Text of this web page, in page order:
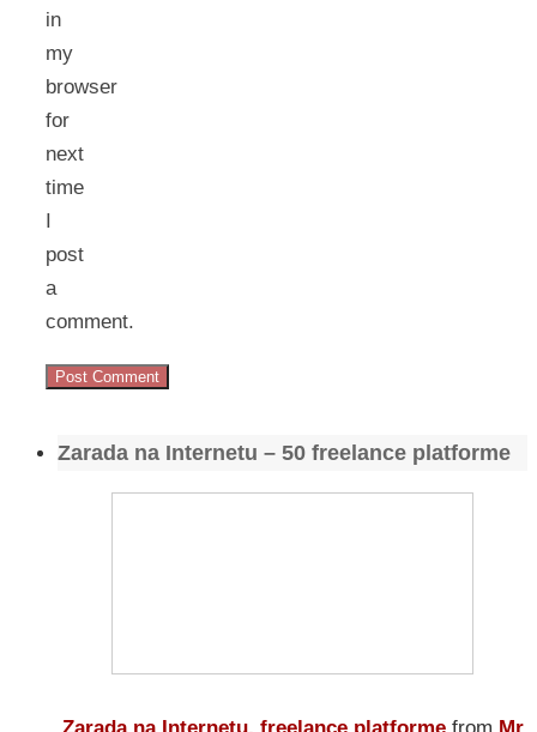
in
my
browser
for
next
time
I
post
a
comment.
Zarada na Internetu – 50 freelance platforme
Zarada na Internetu, freelance platforme from Mr